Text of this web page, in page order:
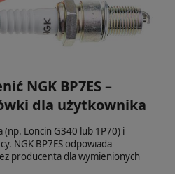
NGK BP7ES –
dla użytkownika
Loncin G340 lub 1P70) i
NGK BP7ES odpowiada
producenta dla wymienionych